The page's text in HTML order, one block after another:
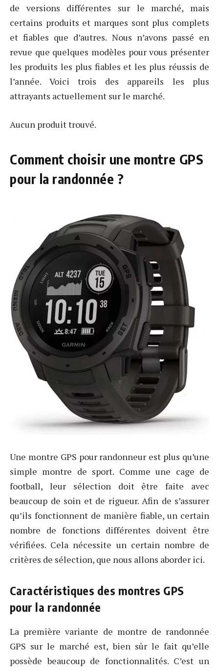
de versions différentes sur le marché, mais
certains produits et marques sont plus complets
et fiables que d’autres. Nous n’avons passé en
revue que quelques modèles pour vous présenter
les produits les plus fiables et les plus réussis de
l’année. Voici trois des appareils les plus
attrayants actuellement sur le marché.
Aucun produit trouvé.
Comment choisir une montre GPS
pour la randonnée ?
Une montre GPS pour randonneur est plus qu’une
simple montre de sport. Comme une cage de
football, leur sélection doit être faite avec
beaucoup de soin et de rigueur. Afin de s’assurer
qu’ils fonctionnent de manière fiable, un certain
nombre de fonctions différentes doivent être
vérifiées. Cela nécessite un certain nombre de
critères de sélection, que nous allons aborder ici.
Caractéristiques des montres GPS
pour la randonnée
La première variante de montre de randonnée
GPS sur le marché est, bien sûr le fait qu’elle
possède beaucoup de fonctionnalités. C’est un